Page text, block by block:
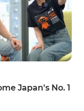
1H2026
Japan's No. 1